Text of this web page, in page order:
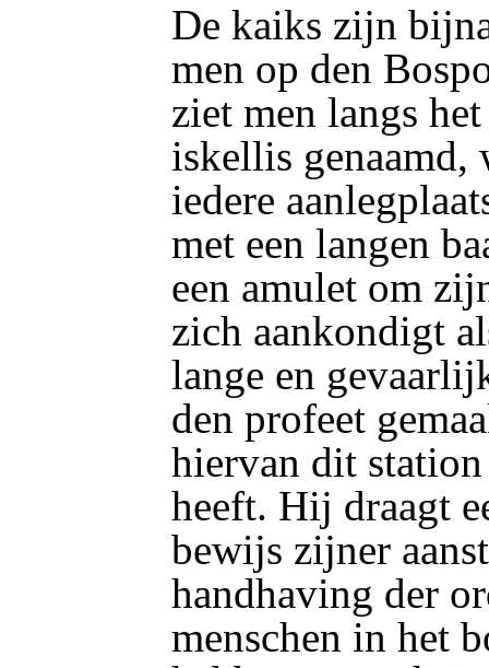
De kaiks zijn
men op den
ziet men langs
iskellis genaamd,
iedere
met een langen
een amulet om
zich aankondigt
lange en
den profeet
hiervan dit
heeft. Hij draagt
bewijs zijner
handhaving der
menschen in het